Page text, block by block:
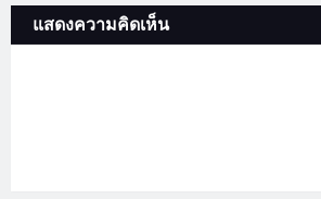
แสดงความคิดเห็น